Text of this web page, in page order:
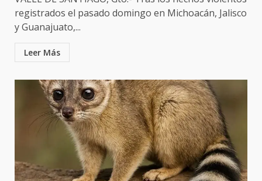
registrados el pasado domingo en Michoacán, Jalisco
y Guanajuato,...
Leer Más